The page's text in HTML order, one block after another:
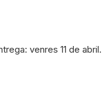
venres 11 de abril.